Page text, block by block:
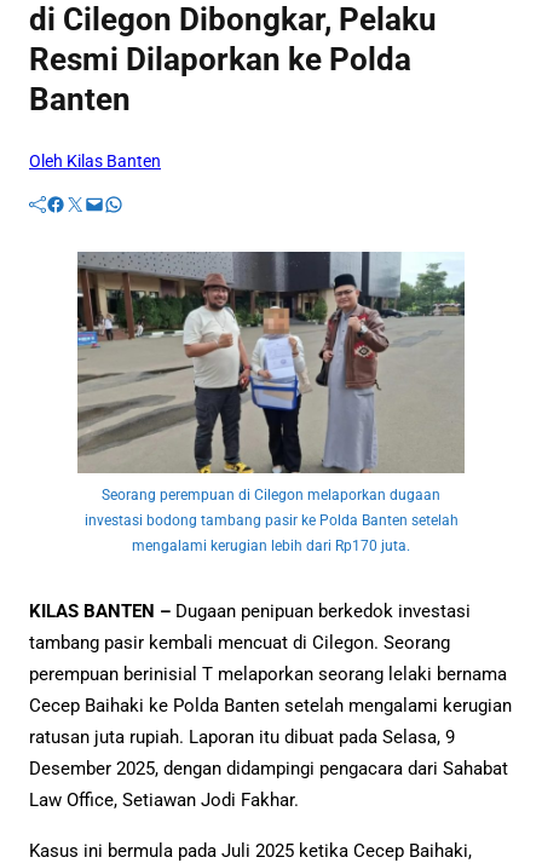
di Cilegon Dibongkar, Pelaku
Resmi Dilaporkan ke Polda
Banten
Oleh Kilas Banten
Facebook Twitter Mail WhatsApp
Seorang perempuan di Cilegon melaporkan dugaan
investasi bodong tambang pasir ke Polda Banten setelah
mengalami kerugian lebih dari Rp170 juta.
KILAS BANTEN – Dugaan penipuan berkedok investasi
tambang pasir kembali mencuat di Cilegon. Seorang
perempuan berinisial T melaporkan seorang lelaki bernama
Cecep Baihaki ke Polda Banten setelah mengalami kerugian
ratusan juta rupiah. Laporan itu dibuat pada Selasa, 9
Desember 2025, dengan didampingi pengacara dari Sahabat
Law Office, Setiawan Jodi Fakhar.
Kasus ini bermula pada Juli 2025 ketika Cecep Baihaki,